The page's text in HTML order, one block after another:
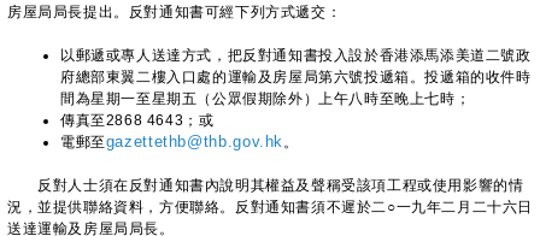
房屋局局長提出。反對通知書可經下列方式遞交：
以郵遞或專人送達方式，把反對通知書投入設於香港添馬添美道二號政
府總部東翼二樓入口處的運輸及房屋局第六號投遞箱。投遞箱的收件時
間為星期一至星期五（公眾假期除外）上午八時至晚上七時；
傳真至2868 4643；或
電郵至gazettethb@thb.gov.hk。
反對人士須在反對通知書內說明其權益及聲稱受該項工程或使用影響的情
況，並提供聯絡資料，方便聯絡。反對通知書須不遲於二○一九年二月二十六日
送達運輸及房屋局局長。